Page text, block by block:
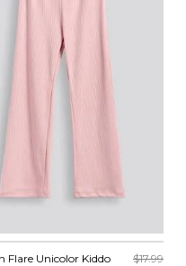
Flare Unicolor Kiddo $17.99